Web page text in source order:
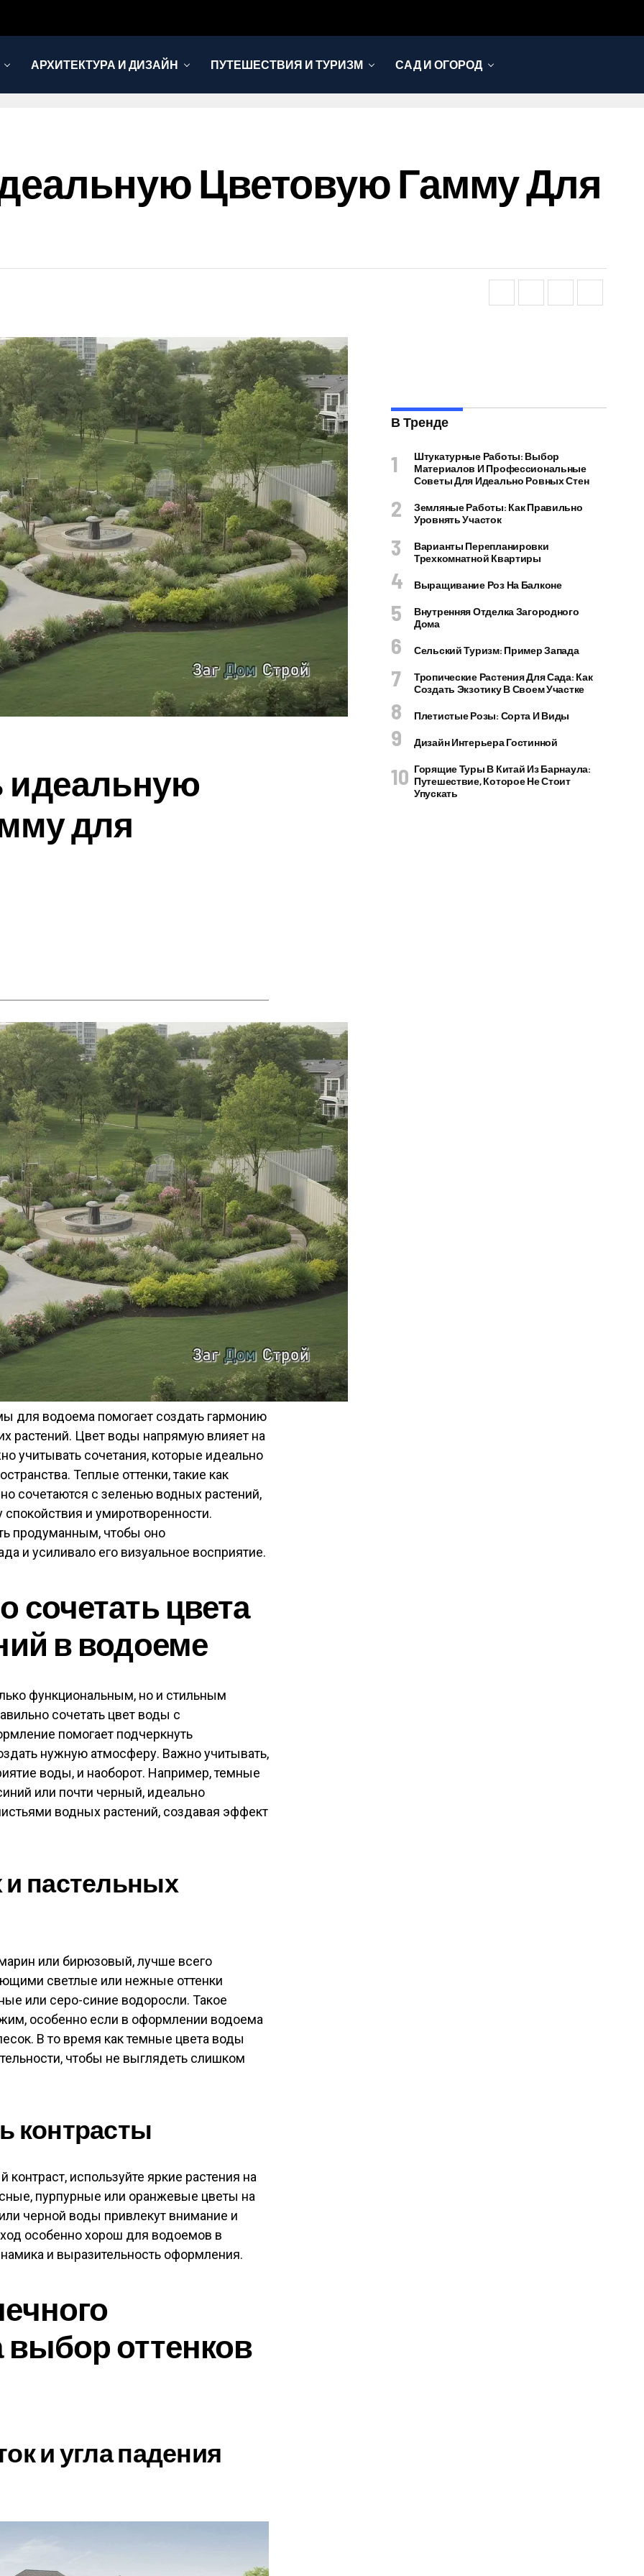
АРХИТЕКТУРА И ДИЗАЙН ПУТЕШЕСТВИЯ И ТУРИЗМ САД И ОГОРОД
Цветовую Гамму Для
идеальную
для
для водоема помогает создать гармонию
растений. Цвет воды напрямую влияет на
учитывать сочетания, которые идеально
Теплые оттенки, такие как
сочетаются с зеленью водных растений,
и умиротворенности.
продуманным, чтобы оно
и усиливало его визуальное восприятие.
сочетать цвета
в водоеме
функциональным, но и стильным
сочетать цвет воды с
помогает подчеркнуть
нужную атмосферу. Важно учитывать,
воды, и наоборот. Например, темные
или почти черный, идеально
водных растений, создавая эффект
и пастельных
или бирюзовый, лучше всего
светлые или нежные оттенки
или серо-синие водоросли. Такое
особенно если в оформлении водоема
В то время как темные цвета воды
чтобы не выглядеть слишком
контрасты
используйте яркие растения на
пурпурные или оранжевые цветы на
черной воды привлекут внимание и
особенно хорош для водоемов в
и выразительность оформления.
оттенков
и угла падения
В Тренде
Штукатурные Работы: Выбор
Материалов И Профессиональные
Советы Для Идеально Ровных Стен
Земляные Работы: Как Правильно
Уровнять Участок
Варианты Перепланировки
Трехкомнатной Квартиры
Выращивание Роз На Балконе
Внутренняя Отделка Загородного
Дома
Сельский Туризм: Пример Запада
Тропические Растения Для Сада: Как
Создать Экзотику В Своем Участке
Плетистые Розы: Сорта И Виды
Дизайн Интерьера Гостинной
Горящие Туры В Китай Из Барнаула:
Путешествие, Которое Не Стоит
Упускать